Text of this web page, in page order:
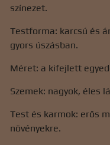
színezet.
Testforma: karcsú és
gyors úszásban.
Méret: a kifejlett
Szemek: nagyok, éles
Test és karmok: erős
növényekre.